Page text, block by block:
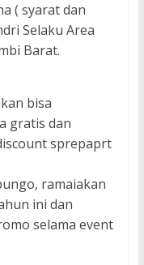
( syarat dan
Selaku Area
Barat.
bisa
gratis dan
sprepaprt
ramaiakan
ini dan
selama event